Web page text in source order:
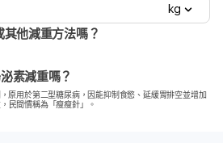
kg
他減重方法嗎？
素減重嗎？
原用於第二型糖尿病，因能抑制食慾、延緩胃排空並增加
民間慣稱為「瘦瘦針」。